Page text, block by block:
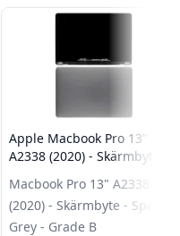
Apple Macbook Pro 13"
A2338 (2020) - Skärmbyte -
Macbook Pro 13" A2338
(2020) - Skärmbyte - Space
Grey - Grade B